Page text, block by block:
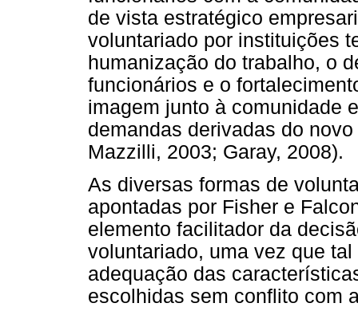
de vista estratégico
voluntariado por instituições
humanização do trabalho, o
funcionários e o
imagem junto à comunidade
demandas derivadas do
Mazzilli, 2003; Garay, 2008).
As diversas formas de
apontadas por Fisher e
elemento facilitador da
voluntariado, uma vez que
adequação das
escolhidas sem conflito com